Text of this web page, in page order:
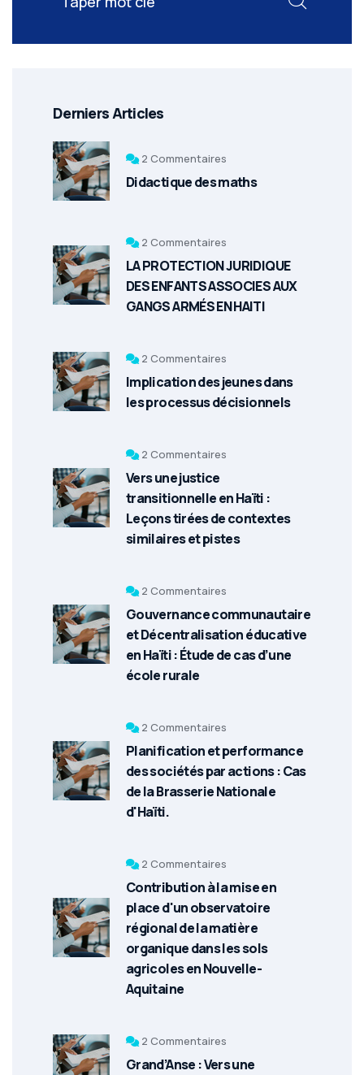
Derniers Articles
2 Commentaires
Didactique des maths
2 Commentaires
LA PROTECTION JURIDIQUE
DES ENFANTS ASSOCIES AUX
GANGS ARMÉS EN HAITI
2 Commentaires
Implication des jeunes dans
les processus décisionnels
2 Commentaires
Vers une justice
transitionnelle en Haïti :
Leçons tirées de contextes
similaires et pistes
2 Commentaires
Gouvernance communautaire
et Décentralisation éducative
en Haïti : Étude de cas d’une
école rurale
2 Commentaires
Planification et performance
des sociétés par actions : Cas
de la Brasserie Nationale
d'Haïti.
2 Commentaires
Contribution à la mise en
place d'un observatoire
régional de la matière
organique dans les sols
agricoles en Nouvelle-
Aquitaine
2 Commentaires
Grand’Anse : Vers une